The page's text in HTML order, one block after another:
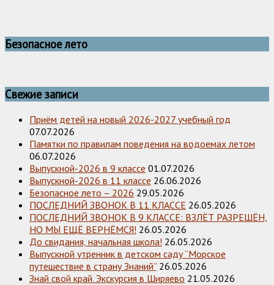
Безопасное лето
Свежие записи
Приём детей на новый 2026-2027 учебный год
07.07.2026
Памятки по правилам поведения на водоемах летом
06.07.2026
Выпускной-2026 в 9 классе 01.07.2026
Выпускной-2026 в 11 классе 26.06.2026
Безопасное лето – 2026 29.05.2026
ПОСЛЕДНИЙ ЗВОНОК В 11 КЛАССЕ 26.05.2026
ПОСЛЕДНИЙ ЗВОНОК В 9 КЛАССЕ: ВЗЛЁТ РАЗРЕШЁН,
НО МЫ ЕЩЁ ВЕРНЁМСЯ! 26.05.2026
До свидания, начальная школа! 26.05.2026
Выпускной утренник в детском саду “Морское
путешествие в страну Знаний” 26.05.2026
Знай свой край. Экскурсия в Ширяево 21.05.2026